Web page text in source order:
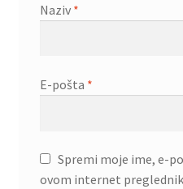
Naziv *
E-pošta *
Spremi moje ime, e-
ovom internet